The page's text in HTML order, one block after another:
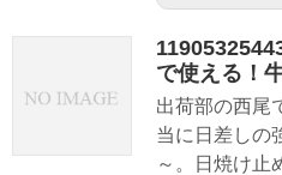
で使える！
出荷部の西尾
当に日差しの
～。日焼け止